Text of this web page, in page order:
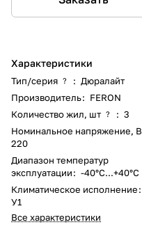
Характеристики
Тип/серия ? : Дюралайт
Производитель: FERON
Количество жил, шт ? : 3
Номинальное напряжение, В
220
Диапазон температур
эксплуатации: -40°C...+40°C
Климатическое исполнение:
У1
Все характеристики